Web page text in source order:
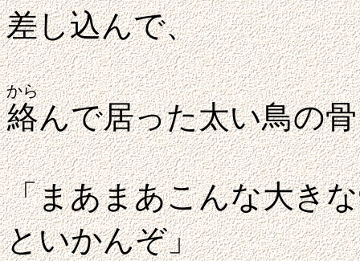
差し込んで、
絡
から
んで居った太い鳥の
「まあまあこんな大き
といかんぞ」